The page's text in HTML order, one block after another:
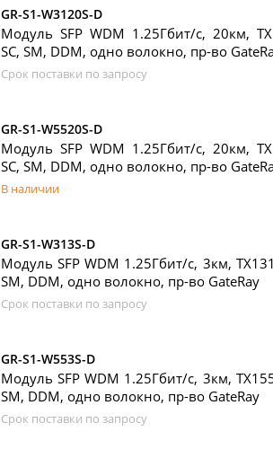
GR-S1-W3120S-D
Модуль SFP WDM 1.25Гбит/с, 20км,
SC, SM, DDM, одно волокно, пр-во
Срок поставки по запросу
GR-S1-W5520S-D
Модуль SFP WDM 1.25Гбит/с, 20км,
SC, SM, DDM, одно волокно, пр-во
В наличии
GR-S1-W313S-D
Модуль SFP WDM 1.25Гбит/с, 3км,
SM, DDM, одно волокно, пр-во GateRay
Срок поставки по запросу
GR-S1-W553S-D
Модуль SFP WDM 1.25Гбит/с, 3км,
SM, DDM, одно волокно, пр-во GateRay
Срок поставки по запросу